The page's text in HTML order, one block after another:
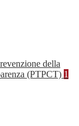
della
(PTPCT) 1